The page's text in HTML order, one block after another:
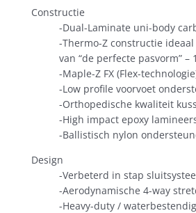
Constructie
-Dual-Laminate uni-body
-Thermo-Z constructie
van “de perfecte pasvorm” –
-Maple-Z FX (Flex-
-Low profile voorvoet
-Orthopedische kwaliteit
-High impact epoxy
-Ballistisch nylon
Design
-Verbeterd in stap
-Aerodynamische 4-way
-Heavy-duty /